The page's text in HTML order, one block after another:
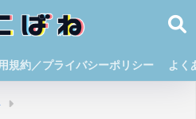
規約／プライバシーポリシー よく